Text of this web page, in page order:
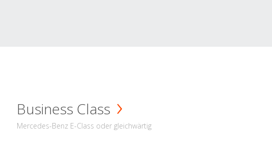
Business Class
Mercedes-Benz E-Class oder gleichwärtig